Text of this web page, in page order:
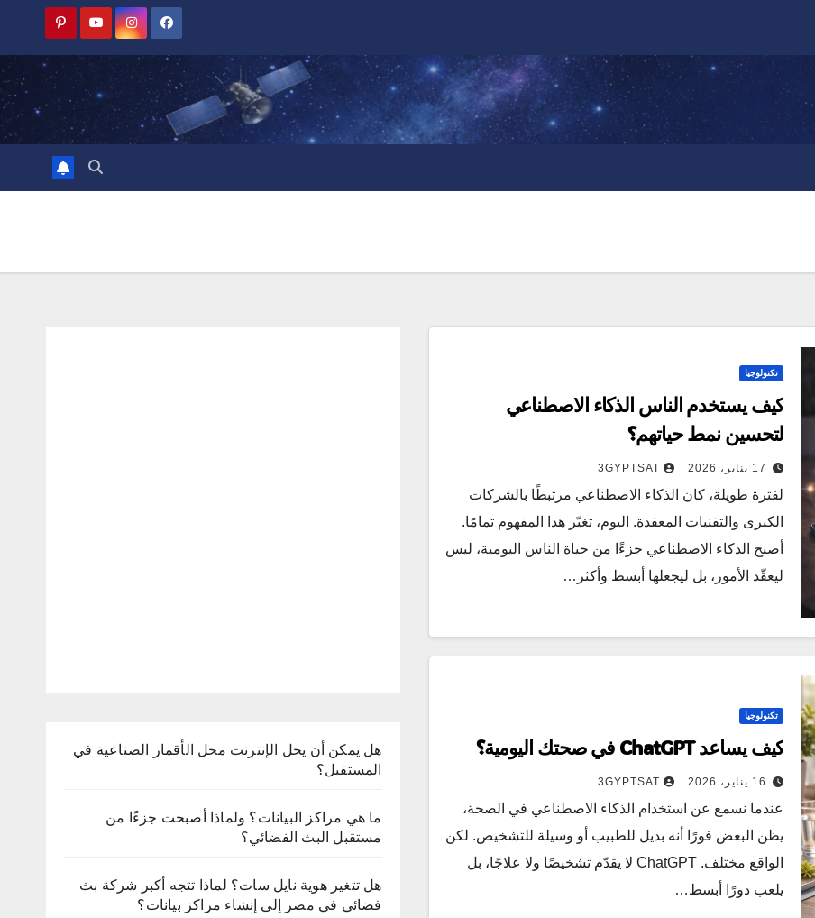
تكنولوجيا
كيف يستخدم الناس الذكاء الاصطناعي
لتحسين نمط حياتهم؟
17 يناير، 2026 3GYPTSAT
لفترة طويلة، كان الذكاء الاصطناعي مرتبطًا بالشركات
الكبرى والتقنيات المعقدة. اليوم، تغيّر هذا المفهوم تمامًا.
أصبح الذكاء الاصطناعي جزءًا من حياة الناس اليومية، ليس
ليعقّد الأمور، بل ليجعلها أبسط وأكثر…
تكنولوجيا
كيف يساعد ChatGPT في صحتك اليومية؟
16 يناير، 2026 3GYPTSAT
عندما نسمع عن استخدام الذكاء الاصطناعي في الصحة،
يظن البعض فورًا أنه بديل للطبيب أو وسيلة للتشخيص. لكن
الواقع مختلف. ChatGPT لا يقدّم تشخيصًا ولا علاجًا، بل
يلعب دورًا أبسط…
هل يمكن أن يحل الإنترنت محل الأقمار الصناعية في
المستقبل؟
ما هي مراكز البيانات؟ ولماذا أصبحت جزءًا من
مستقبل البث الفضائي؟
هل تتغير هوية نايل سات؟ لماذا تتجه أكبر شركة بث
فضائي في مصر إلى إنشاء مراكز بيانات؟